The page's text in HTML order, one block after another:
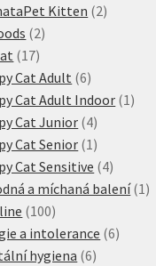
produktů
Kitten 22
22
1717
produktů
Cat Adult 66
produktů
Cat Adult Indoor 1 1
Cat Junior 44
produkty
Cat Senior 1 1
produkt
Cat Sensitive 44
produkty
a míchaná balení 1 1
100100
produktů
a intolerance 66
hygiena 66